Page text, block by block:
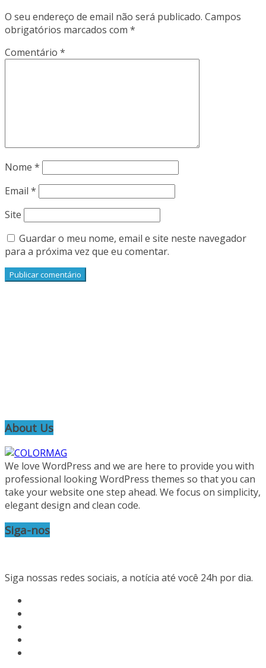
O seu endereço de email não será publicado. Campos
obrigatórios marcados com *
Comentário *
Nome *
Email *
Site
Guardar o meu nome, email e site neste navegador
para a próxima vez que eu comentar.
About Us
We love WordPress and we are here to provide you with
professional looking WordPress themes so that you can
take your website one step ahead. We focus on simplicity,
elegant design and clean code.
Siga-nos
Siga nossas redes sociais, a notícia até você 24h por dia.